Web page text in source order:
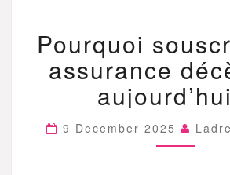
UNE
DÉCÈS
DÈS
?
Pourquoi
assurance
9 December 2025